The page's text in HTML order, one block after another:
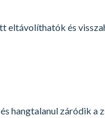
és
hangtalanul záródik